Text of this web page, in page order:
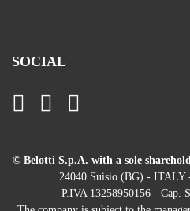
SOCIAL
© Belotti S.p.A. with a sole
24040 Suisio (BG) - ITALY
P.IVA 13258950156 - Cap.